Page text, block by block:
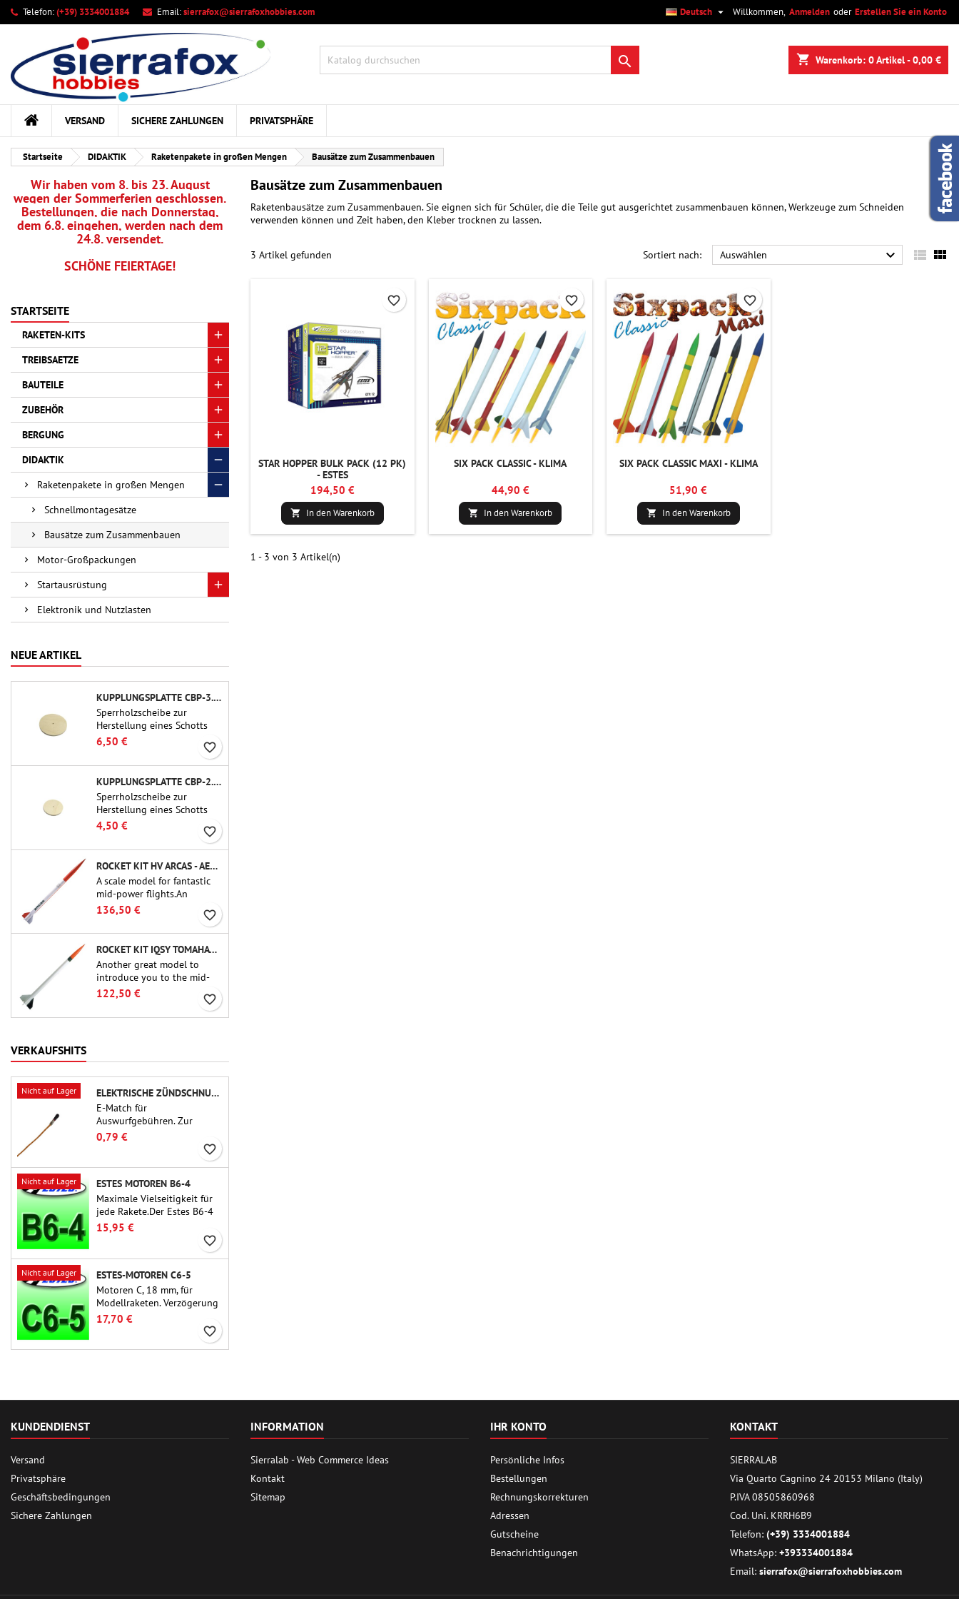
Telefon:(+39) 3334001884 Email:sierrafox@sierrafoxhobbies.com Willkommen, Anmelden oder Erstellen Sie ein Konto
Deutsch 
shopping_cart Warenkorb: 0Artikel - 0,00 €

VERSAND SICHERE ZAHLUNGEN PRIVATSPHÄRE
Startseite DIDAKTIK Raketenpakete in großen Mengen Bausätze zum Zusammenbauen
Wir haben vom 8. bis 23. August
wegen der Sommerferien geschlossen.
Bestellungen, die nach Donnerstag,
dem 6.8. eingehen, werden nach dem
24.8. versendet.
SCHÖNE FEIERTAGE!
STARTSEITE
RAKETEN-KITS
TREIBSAETZE
BAUTEILE
ZUBEHÖR
BERGUNG
DIDAKTIK
Raketenpakete in großen Mengen
Schnellmontagesätze
Bausätze zum Zusammenbauen
Motor-Großpackungen
Startausrüstung
Elektronik und Nutzlasten
NEUE ARTIKEL
KUPPLUNGSPLATTE CBP-3.0 - PUBLIC MISSILES LTD.
Sperrholzscheibe zur
Herstellung eines Schotts
(Rahmens) für 75-mm-
Rohrkupplungen (PT-3.0/QT-
3.0) von Public Missiles Ltd.
6,50 € favorite_border
KUPPLUNGSPLATTE CBP-2.1 - PUBLIC MISSILES LTD.
Sperrholzscheibe zur
Herstellung eines Schotts
(Rahmens) für 54-mm-
Rohrkupplungen (PT-2.1
oder QT-2.1) von Public
Missiles Ltd.
4,50 € favorite_border
ROCKET KIT HV ARCAS - AEROTECH
A scale model for fantastic
mid-power flights.An
uncompromising kit that
allows you to build a replica
of one of the most famous
sounding-rocket ever.
136,50 € favorite_border
ROCKET KIT IQSY TOMAHAWK - AEROTECH
Another great model to
introduce you to the mid-
power.A scale replica of a
small in size and peefect to
122,50 € favorite_border
VERKAUFSHITS
Nicht auf Lager
ELEKTRISCHE ZÜNDSCHNUR FÜR AUSSTOSSLADUNG
E-Match für
Auswurfgebühren. Zur
Verwendung mit
Höhenmessern oder anderen
0,79 €
favorite_border
Nicht auf Lager
ESTES MOTOREN B6-4
Maximale Vielseitigkeit für
jede Rakete.Der Estes B6-4
ist einer der am häufigsten
Raketenmotoren überhaupt
und für die große Mehrheit
der Estes- und ähnlichen
Raketen geeignet.
15,95 €
favorite_border
Nicht auf Lager
ESTES-MOTOREN C6-5
Motoren C, 18 mm, für
Modellraketen. Verzögerung
5 Sekunden, für einstufige
Raketen.
17,70 €
favorite_border
Bausätze zum Zusammenbauen
Raketenbausätze zum Zusammenbauen. Sie eignen sich für Schüler, die die Teile gut ausgerichtet zusammenbauen können, Werkzeuge zum Schneiden
verwenden können und Zeit haben, den Kleber trocknen zu lassen.
3 Artikel gefunden Sortiert nach: Auswählen   
STAR HOPPER BULK PACK (12 PK)
- ESTES
194,50 €
 In den Warenkorb
favorite_border
SIX PACK CLASSIC - KLIMA
44,90 €
 In den Warenkorb
favorite_border
SIX PACK CLASSIC MAXI - KLIMA
51,90 €
 In den Warenkorb
favorite_border
1 - 3 von 3 Artikel(n)
KUNDENDIENST
Versand
Privatsphäre
Geschäftsbedingungen
Sichere Zahlungen
INFORMATION
Sierralab - Web Commerce Ideas
Kontakt
Sitemap
IHR KONTO
Persönliche Infos
Bestellungen
Rechnungskorrekturen
Adressen
Gutscheine
Benachrichtigungen
KONTAKT
SIERRALAB
Via Quarto Cagnino 24 20153 Milano (Italy)
P.IVA 08505860968
Cod. Uni. KRRH6B9
Telefon: (+39) 3334001884
WhatsApp: +393334001884
Email: sierrafox@sierrafoxhobbies.com
Ihre Wunschlisten
Neue Liste anlegen
((modalTitle))
((confirmMessage))
Wunschliste erstellen
Anmelden
Sie müssen angemeldet sein, um Artikel Ihrer Wunschliste hinzufügen zu
Abbrechen Anmelden